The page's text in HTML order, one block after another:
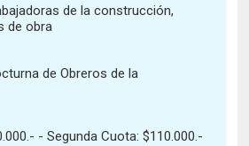
de la construcción,
de obra
de Obreros de la
Segunda Cuota: $110.000.-